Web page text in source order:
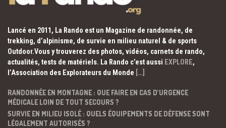
Lancé en 2011, La Rando est un Magazine de randonnée, de
trekking, d’alpinisme, de survie en milieu naturel & de sports
Outdoor.Vous y trouverez des photos, vidéos, carnets de rando,
actualités, tests de matériels. La Rando c’est aussi EXPLORE,
l’Association des Explorateurs du Monde […]
RANDONNÉE EN MONTAGNE : QUE FAIRE EN CAS D’URGENCE
MÉDICALE LOIN DE TOUT SECOURS ?
SURVIE EN MILIEU ISOLÉ : QUELS ÉQUIPEMENTS DE DÉFENSE SONT
LÉGALEMENT AUTORISÉS ?